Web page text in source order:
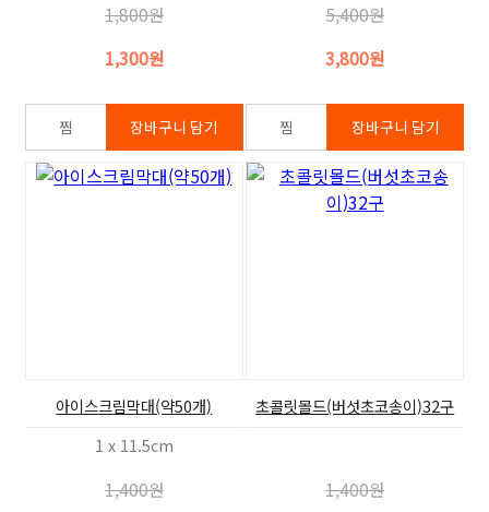
1,800원
1,300원
5,400원
3,800원
아이스크림막대(약50개)
1 x 11.5cm
1,400원
초콜릿몰드(버섯초코송이)32구
1,400원